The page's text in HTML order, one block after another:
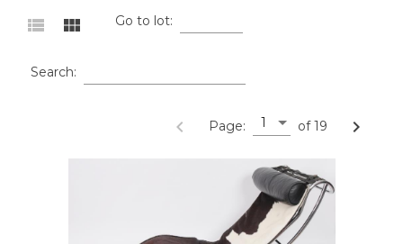
view_list view_module Go to lot:
Search:
navigate_before Page: 1 of 19 navigate_next